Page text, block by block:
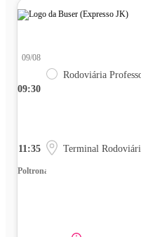
09:30
09/08
Rodoviária
11:35 Terminal
Poltrona